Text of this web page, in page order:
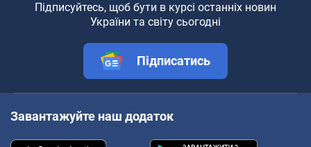
Підписуйтесь, щоб бути в курсі останніх новин
України та світу сьогодні
Підписатись
Завантажуйте наш додаток